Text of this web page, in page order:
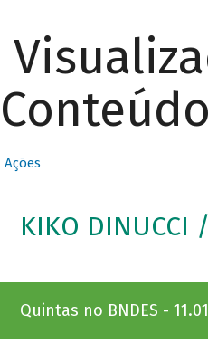
Ações
KIKO
Quintas no BNDES -